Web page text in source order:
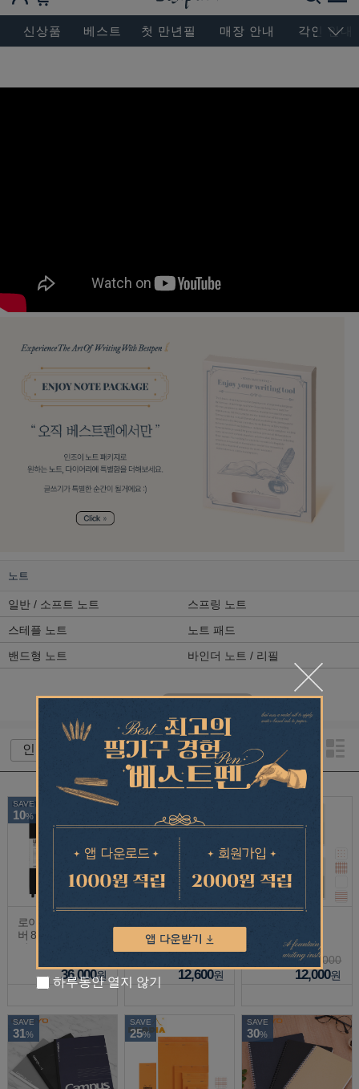
BESEN MASTERPIECE, SINCE 2004
신상품 베스트 첫 만년필 매장 안내 각인 안내
노트
일반 / 소프트 노트
스프링 노트
스테플 노트
노트 패드
밴드형 노트
바인더 노트 / 리필
1/1
SAVE
10%
로이텀 노트 하드커
버 80g (A5)(줄지/무
36,000원
4/A5/B5/B6)(유선/무
선/모눈)
12,600원
12,000
12,000원
SAVE
31%
SAVE
25%
SAVE
30%
하루동안 열지 않기